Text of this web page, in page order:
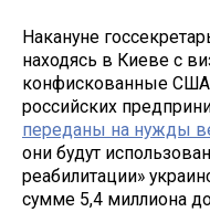
Накануне
находясь в Киеве с
конфискованные США
российских
переданы на нужды
они будут
реабилитации»
сумме 5,4 миллиона